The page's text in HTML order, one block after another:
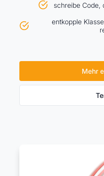
schreibe Code,
entkopple
Mehr